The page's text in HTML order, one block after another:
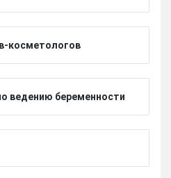
косметологов
ведению беременности